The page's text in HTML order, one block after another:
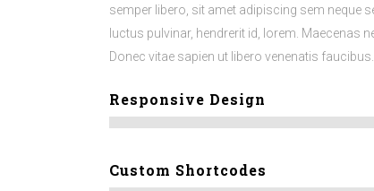
semper libero, sit amet adipiscing sem neque
luctus pulvinar, hendrerit id, lorem. Maecenas
Donec vitae sapien ut libero venenatis
Responsive Design
Custom Shortcodes